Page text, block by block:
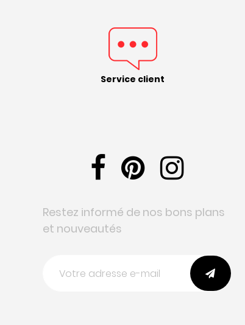
Service client
Restez informé de nos bons plans
et nouveautés